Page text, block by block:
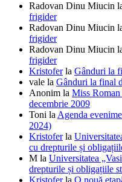
Radovan Dinu Miucin
frigider
Radovan Dinu Miucin
frigider
Radovan Dinu Miucin
frigider
Kristoferla Gânduri la
vale la Gânduri la final
Anonim la Miss
decembrie 2009
Toni laAgenda
2024)
Kristoferla
cu drepturile și
M la Universitatea
drepturile și obligațiile